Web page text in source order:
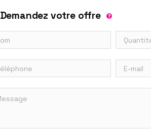
Demandez votre offre